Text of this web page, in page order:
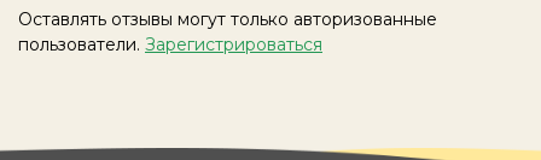
Оставлять отзывы могут только авторизованные
пользователи. Зарегистрироваться